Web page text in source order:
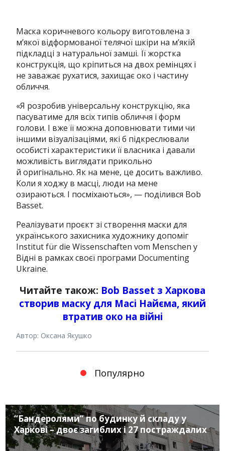
Маска коричневого кольору виготовлена з
м’якої відформованої телячої шкіри на м’якій
підкладці з натуральної замші. Її жорстка
конструкція, що кріпиться на двох ремінцях і
не заважає рухатися, захищає око і частину
обличчя.
«Я розробив універсальну конструкцію, яка
пасуватиме для всіх типів обличчя і форм
голови. І вже її можна доповнювати тими чи
іншими візуалізаціями, які б підкреслювали
особисті характеристики її власника і давали
можливість виглядати прикольно
й оригінально. Як на мене, це досить важливо.
Коли я ходжу в масці, люди на мене
озираються. І посміхаються», — поділився Bob
Basset.
Реалізувати проєкт зі створення маски для
українського захисника художнику допоміг
Institut für die Wissenschaften vom Menschen у
Відні в рамках своєї програми Documenting
Ukraine.
Читайте також: Bob Basset з Харкова
створив маску для Масі Найєма, який
втратив око на війні
Автор: Оксана Якушко
Популярно
“Бандеролями” по будинку й складу у
Харкові – двоє загиблих і 27 постраждалих